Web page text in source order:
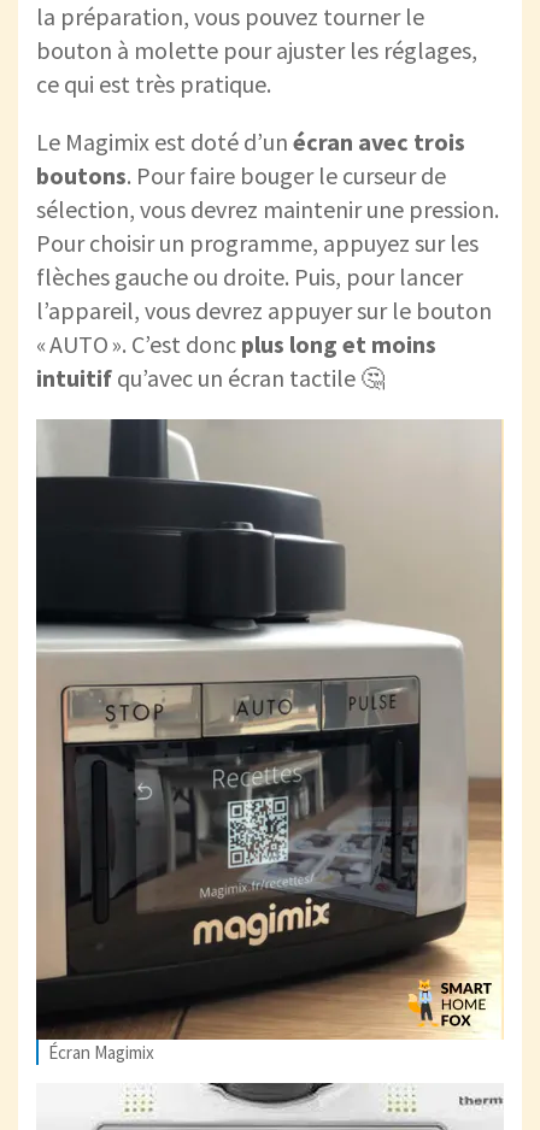
la préparation, vous pouvez tourner le
bouton à molette pour ajuster les réglages,
ce qui est très pratique.
Le Magimix est doté d’un écran avec trois
boutons. Pour faire bouger le curseur de
sélection, vous devrez maintenir une pression.
Pour choisir un programme, appuyez sur les
flèches gauche ou droite. Puis, pour lancer
l’appareil, vous devrez appuyer sur le bouton
« AUTO ». C’est donc plus long et moins
intuitif qu’avec un écran tactile 🤔
Écran Magimix